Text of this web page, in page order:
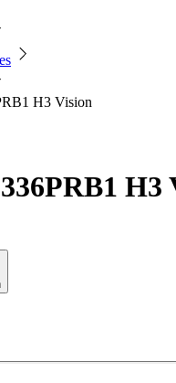
H3 Vision
H3